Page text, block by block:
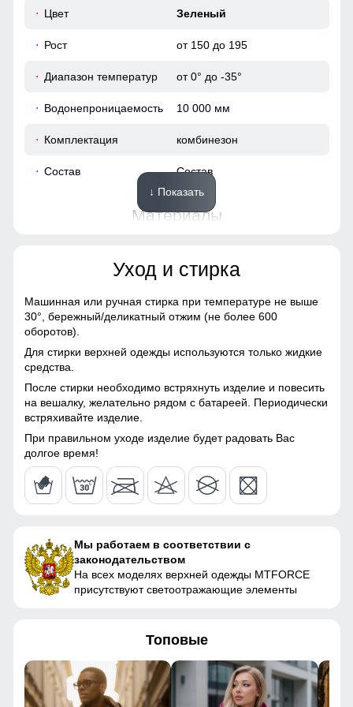
Цвет Зеленый
Рост от 150 до 195
Диапазон температур от 0° до -35°
Водонепроницаемость 10 000 мм
Комплектация комбинезон
Состав Состав
Материалы
материалы, Натуральные
материалы, Полиэстер,
Экологичные материалы
Особенность ткани
Утеплитель, гр
Конструктивные особенности
Длина подола
Тип кармана прорезной, накладной
Форма воротника Высокий ворот/Стойка
Опции капюшона съемный
Дизайн и стиль
↓ Показать
Уход и стирка
Машинная или ручная стирка при температуре не выше
30°, бережный/деликатный отжим (не более 600
оборотов).
Для стирки верхней одежды используются только жидкие
средства.
После стирки необходимо встряхнуть изделие и повесить
на вешалку, желательно рядом с батареей. Периодически
встряхивайте изделие.
При правильном уходе изделие будет радовать Вас
долгое время!
Мы работаем в соответствии с
законодательством
На всех моделях верхней одежды MTFORCE
присутствуют светоотражающие элементы
Топовые